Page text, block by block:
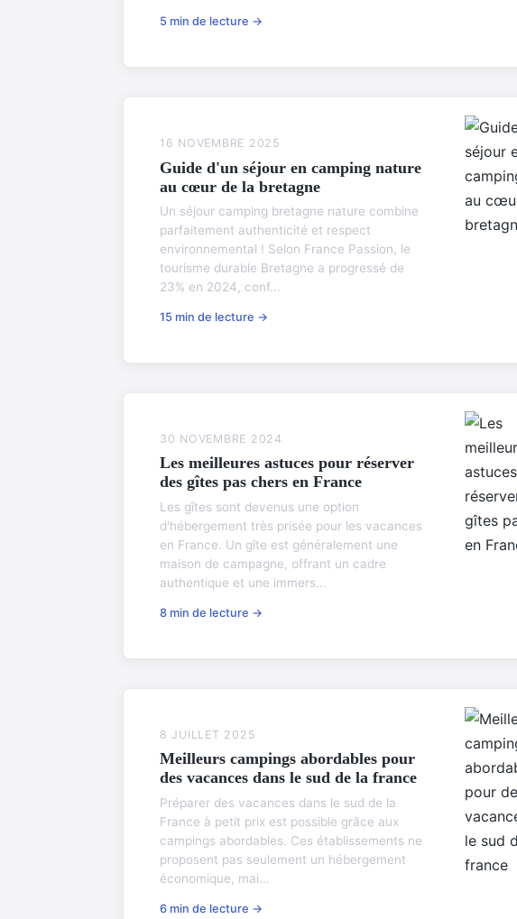
5 min de lecture →
16 NOVEMBRE 2025
Guide d'un séjour en camping nature
au cœur de la bretagne
Un séjour camping bretagne nature combine
parfaitement authenticité et respect
environnemental ! Selon France Passion, le
tourisme durable Bretagne a progressé de
23% en 2024, conf...
15 min de lecture →
30 NOVEMBRE 2024
Les meilleures astuces pour réserver
des gîtes pas chers en France
Les gîtes sont devenus une option
d'hébergement très prisée pour les vacances
en France. Un gîte est généralement une
maison de campagne, offrant un cadre
authentique et une immers...
8 min de lecture →
8 JUILLET 2025
Meilleurs campings abordables pour
des vacances dans le sud de la france
Préparer des vacances dans le sud de la
France à petit prix est possible grâce aux
campings abordables. Ces établissements ne
proposent pas seulement un hébergement
économique, mai...
6 min de lecture →